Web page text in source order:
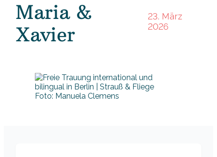
Maria &
Xavier
23. März
2026
Foto: Manuela Clemens